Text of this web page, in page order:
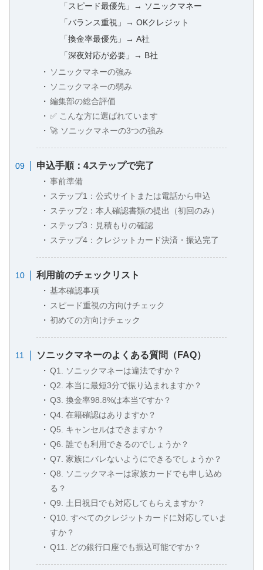
「スピード最優先」→ ソニックマネー
「バランス重視」→ OKクレジット
「換金率最優先」→ A社
「深夜対応が必要」→ B社
ソニックマネーの強み
ソニックマネーの弱み
編集部の総合評価
✅ こんな方に選ばれています
🚀 ソニックマネーの3つの強み
申込手順：4ステップで完了
事前準備
ステップ1：公式サイトまたは電話から申込
ステップ2：本人確認書類の提出（初回のみ）
ステップ3：見積もりの確認
ステップ4：クレジットカード決済・振込完了
利用前のチェックリスト
基本確認事項
スピード重視の方向けチェック
初めての方向けチェック
ソニックマネーのよくある質問（FAQ）
Q1. ソニックマネーは違法ですか？
Q2. 本当に最短3分で振り込まれますか？
Q3. 換金率98.8%は本当ですか？
Q4. 在籍確認はありますか？
Q5. キャンセルはできますか？
Q6. 誰でも利用できるのでしょうか？
Q7. 家族にバレないようにできるでしょうか？
Q8. ソニックマネーは家族カードでも申し込め
る？
Q9. 土日祝日でも対応してもらえますか？
Q10. すべてのクレジットカードに対応していま
すか？
Q11. どの銀行口座でも振込可能ですか？